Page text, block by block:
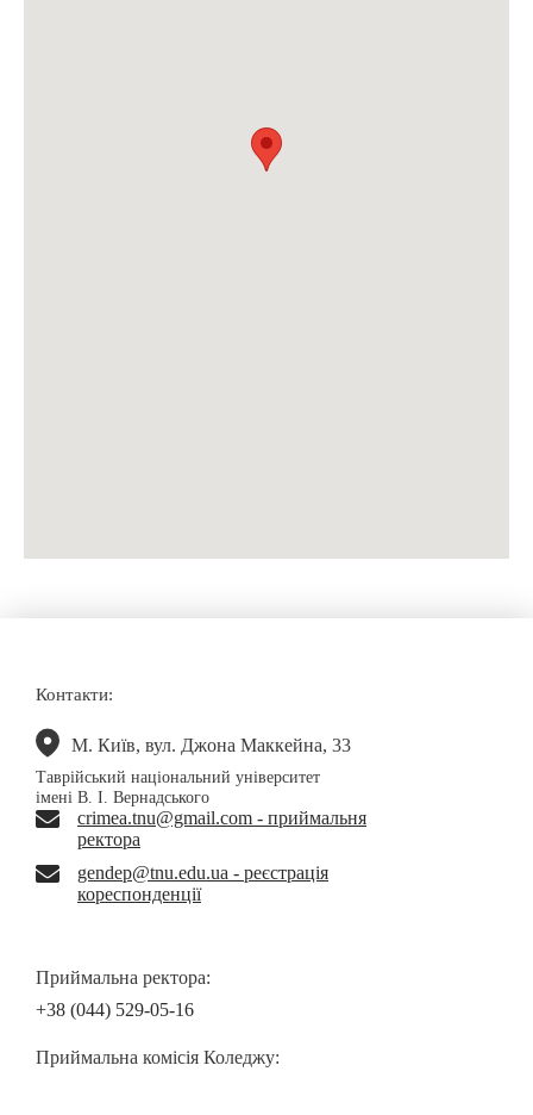
Контакти:
М. Київ, вул. Джона Маккейна, 33
Таврійський національний університет
імені В. І. Вернадського
crimea.tnu@gmail.com - приймальня
ректора
gendep@tnu.edu.ua - реєстрація
кореспонденції
Приймальна ректора:
+38 (044) 529-05-16
Приймальна комісія Коледжу: